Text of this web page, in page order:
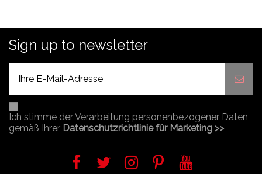
Sign up to newsletter
Ich stimme der Verarbeitung personenbezogener Daten
gemäß Ihrer Datenschutzrichtlinie für Marketing >>